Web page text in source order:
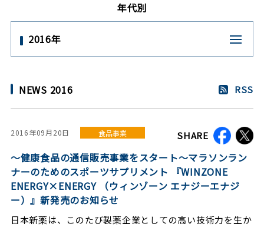
年代別
2016年
NEWS 2016 RSS
2016年09月20日 食品事業 SHARE
～健康食品の通信販売事業をスタート～マラソンラン
ナーのためのスポーツサプリメント 『WINZONE
ENERGY×ENERGY （ウィンゾーン エナジーエナジ
ー）』新発売のお知らせ
日本新薬は、このたび製薬企業としての高い技術力を生か